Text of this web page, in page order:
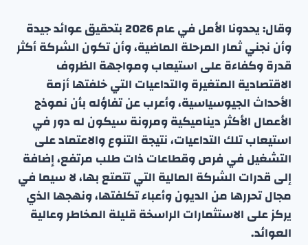
وقال: يحدونا الأمل في عام 2026 بتحقيق عوائد جيدة
وأن نجني ثمار المرحلة الماضية، وأن تكون الشركة أكثر
قدرة وكفاءة على استيعاب ومواجهة الظروف
الاقتصادية المتغيرة والتداعيات التي خلفتها أزمة
الأحداث الجيوسياسية، وأعرب عن تفاؤله بأن نموذج
الأعمال الأكثر ديناميكية ومرونة سيكون له دور في
استيعاب تلك التداعيات، نتيجة التنوع والاعتماد على
التشغيل في فرص وقطاعات ذات طلب مرتفع، إضافة
إلى قدرات الشركة المالية التي تتمتع بها، لا سيما في
مجال تحررها من الديون وأعباء تكلفتها، ونهجها الذي
يركز على الاستثمارات الراسخة قليلة المخاطر وعالية
العوائد.